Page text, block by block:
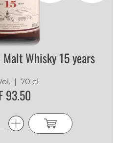
Whisky 15 years
| 70 cl
93.50